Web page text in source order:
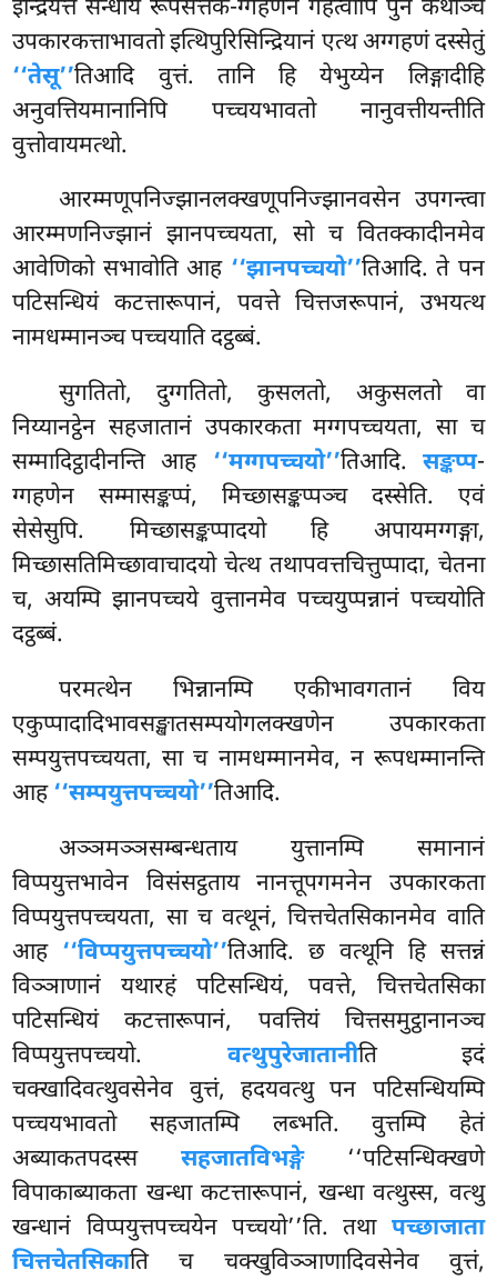
इन्द्रियत्तं सन्धाय रूपसत्तक-ग्गहणेन गहेत्वापि पुन कथञ्चि
उपकारकत्ताभावतो इत्थिपुरिसिन्द्रियानं एत्थ अग्गहणं दस्सेतुं
‘‘तेसू’’तिआदि वुत्तं. तानि हि येभुय्येन लिङ्गादीहि
अनुवत्तियमानानिपि पच्चयभावतो नानुवत्तीयन्तीति
वुत्तोवायमत्थो.
आरम्मणूपनिज्झानलक्खणूपनिज्झानवसेन उपगन्त्वा
आरम्मणनिज्झानं झानपच्चयता, सो च वितक्कादीनमेव
आवेणिको सभावोति आह ‘‘झानपच्चयो’’तिआदि. ते पन
पटिसन्धियं कटत्तारूपानं, पवत्ते चित्तजरूपानं, उभयत्थ
नामधम्मानञ्च पच्चयाति दट्ठब्बं.
सुगतितो, दुग्गतितो, कुसलतो, अकुसलतो वा
निय्यानट्ठेन सहजातानं उपकारकता मग्गपच्चयता, सा च
सम्मादिट्ठादीनन्ति आह ‘‘मग्गपच्चयो’’तिआदि. सङ्कप्प-
ग्गहणेन सम्मासङ्कप्पं, मिच्छासङ्कप्पञ्च दस्सेति. एवं
सेसेसुपि. मिच्छासङ्कप्पादयो हि अपायमग्गङ्गा,
मिच्छासतिमिच्छावाचादयो चेत्थ तथापवत्तचित्तुप्पादा, चेतना
च, अयम्पि झानपच्चये वुत्तानमेव पच्चयुप्पन्नानं पच्चयोति
दट्ठब्बं.
परमत्थेन भिन्नानम्पि एकीभावगतानं विय
एकुप्पादादिभावसङ्खातसम्पयोगलक्खणेन उपकारकता
सम्पयुत्तपच्चयता, सा च नामधम्मानमेव, न रूपधम्मानन्ति
आह‘‘सम्पयुत्तपच्चयो’’तिआदि.
अञ्ञमञ्ञसम्बन्धताय युत्तानम्पि समानानं
विप्पयुत्तभावेन विसंसट्ठताय नानत्तूपगमनेन उपकारकता
विप्पयुत्तपच्चयता, सा च वत्थूनं, चित्तचेतसिकानमेव वाति
आह ‘‘विप्पयुत्तपच्चयो’’तिआदि. छ वत्थूनि हि सत्तन्नं
विञ्ञाणानं यथारहं पटिसन्धियं, पवत्ते, चित्तचेतसिका
पटिसन्धियं कटत्तारूपानं, पवत्तियं चित्तसमुट्ठानानञ्च
विप्पयुत्तपच्चयो. वत्थुपुरेजातानीति इदं
चक्खादिवत्थुवसेनेव वुत्तं, हदयवत्थु पन पटिसन्धियम्पि
पच्चयभावतो सहजातम्पि लब्भति. वुत्तम्पि हेतं
अब्याकतपदस्स सहजातविभङ्गे‘‘पटिसन्धिक्खणे
विपाकाब्याकता खन्धा कटत्तारूपानं, खन्धा वत्थुस्स, वत्थु
खन्धानं विप्पयुत्तपच्चयेन पच्चयो’’ति. तथा पच्छाजाता
चित्तचेतसिकाति च चक्खुविञ्ञाणादिवसेनेव वुत्तं,